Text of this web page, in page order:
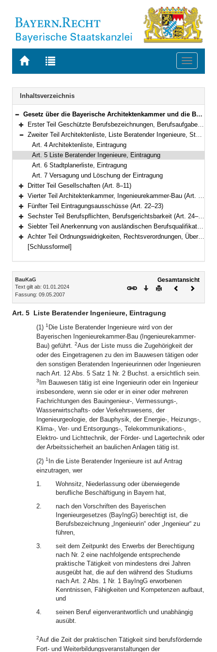
Zur
BAYERN.RECHT
Zur
letzten
Suche
Toggle
Navigation
Inhaltsverzeichnis
Bereich reduzieren
Gesetz über die Bayerische Architektenkammer und die Bayerische Ingenieurekammer-Bau (Baukammerngesetz – BauKaG) Vom 9. Mai 2007 (GVBl. S. 308) BayRS 2133-1-B (Art. 1–35)
Bereich erweitern
Erster Teil Geschützte Berufsbezeichnungen, Berufsaufgaben (Art. 1–3)
Bereich reduzieren
Zweiter Teil Architektenliste, Liste Beratender Ingenieure, Stadtplanerliste (Art. 4–7)
Art. 4 Architektenliste, Eintragung
Art. 5 Liste Beratender Ingenieure, Eintragung
Art. 6 Stadtplanerliste, Eintragung
Art. 7 Versagung und Löschung der Eintragung
Bereich erweitern
Dritter Teil Gesellschaften (Art. 8–11)
Bereich erweitern
Vierter Teil Architektenkammer, Ingenieurekammer-Bau (Art. 12–21)
Bereich erweitern
Fünfter Teil Eintragungsausschüsse (Art. 22–23)
Bereich erweitern
Sechster Teil Berufspflichten, Berufsgerichtsbarkeit (Art. 24–30)
Bereich erweitern
Siebter Teil Anerkennung von ausländischen Berufsqualifikationen (Art. 31–31a)
Bereich erweitern
Achter Teil Ordnungswidrigkeiten, Rechtsverordnungen, Übergangs- und Schlussbestimmungen (Art. 32–35)
[Schlussformel]
Inhalt
BauKaG
Text gilt ab: 01.01.2024
Fassung: 09.05.2007
Gesamtansicht
Download
DruckenVorheriges
Art. 5 Liste Beratender Ingenieure, Eintragung
(1) 1 Die Liste Beratender Ingenieure wird von der
Bayerischen Ingenieurekammer-Bau (Ingenieurekammer-
Bau) geführt. 2Aus der Liste muss die Zugehörigkeit der
oder des Eingetragenen zu den im Bauwesen tätigen oder
den sonstigen Beratenden Ingenieurinnen oder Ingenieuren
nach Art. 12 Abs. 5 Satz 1 Nr. 2 Buchst. a ersichtlich sein.
3 Im Bauwesen tätig ist eine Ingenieurin oder ein Ingenieur
insbesondere, wenn sie oder er in einer oder mehreren
Fachrichtungen des Bauingenieur-, Vermessungs-,
Wasserwirtschafts- oder Verkehrswesens, der
Ingenieurgeologie, der Bauphysik, der Energie-, Heizungs-,
Klima-, Ver- und Entsorgungs-, Telekommunikations-,
Elektro- und Lichttechnik, der Förder- und Lagertechnik oder
der Arbeitssicherheit an baulichen Anlagen tätig ist.
(2) 1 In die Liste Beratender Ingenieure ist auf Antrag
einzutragen, wer
1.
Wohnsitz, Niederlassung oder überwiegende
berufliche Beschäftigung in Bayern hat,
2.
nach den Vorschriften des Bayerischen
Ingenieurgesetzes (BayIngG) berechtigt ist, die
Berufsbezeichnung „Ingenieurin“ oder „Ingenieur“ zu
führen,
3.
seit dem Zeitpunkt des Erwerbs der Berechtigung
nach Nr. 2 eine nachfolgende entsprechende
praktische Tätigkeit von mindestens drei Jahren
ausgeübt hat, die auf den während des Studiums
nach Art. 2 Abs. 1 Nr. 1 BayIngG erworbenen
Kenntnissen, Fähigkeiten und Kompetenzen aufbaut,
und
4.
seinen Beruf eigenverantwortlich und unabhängig
ausübt.
2Auf die Zeit der praktischen Tätigkeit sind berufsfördernde
Fort- und Weiterbildungsveranstaltungen der